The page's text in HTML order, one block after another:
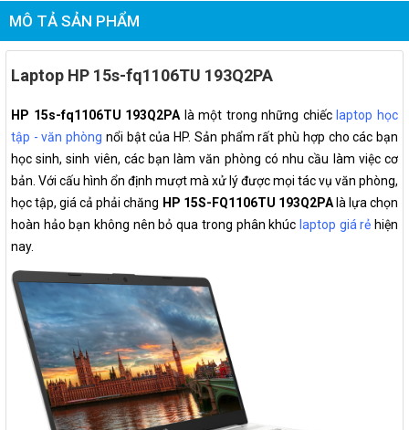
MÔ TẢ SẢN PHẨM
Laptop HP 15s-fq1106TU 193Q2PA
HP 15s-fq1106TU 193Q2PA là một trong những chiếc laptop học
tập - văn phòng nổi bật của HP. Sản phẩm rất phù hợp cho các bạn
học sinh, sinh viên, các bạn làm văn phòng có nhu cầu làm việc cơ
bản. Với cấu hình ổn định mượt mà xử lý được mọi tác vụ văn phòng,
học tập, giá cả phải chăng HP 15S-FQ1106TU 193Q2PAlà lựa chọn
hoàn hảo bạn không nên bỏ qua trong phân khúc laptop giá rẻ hiện
nay.